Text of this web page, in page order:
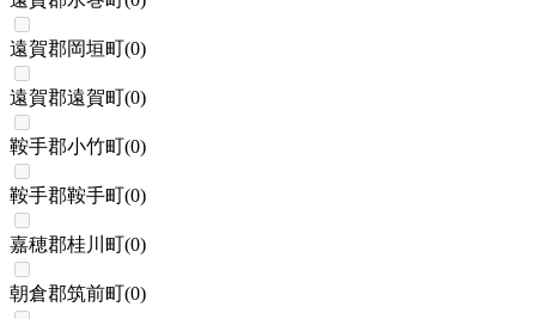
遠賀郡岡垣町(0)
遠賀郡遠賀町(0)
鞍手郡小竹町(0)
鞍手郡鞍手町(0)
嘉穂郡桂川町(0)
朝倉郡筑前町(0)